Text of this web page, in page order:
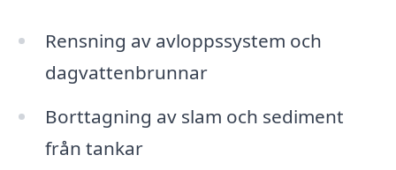
Rensning av avloppssystem och
dagvattenbrunnar
Borttagning av slam och sediment
från tankar